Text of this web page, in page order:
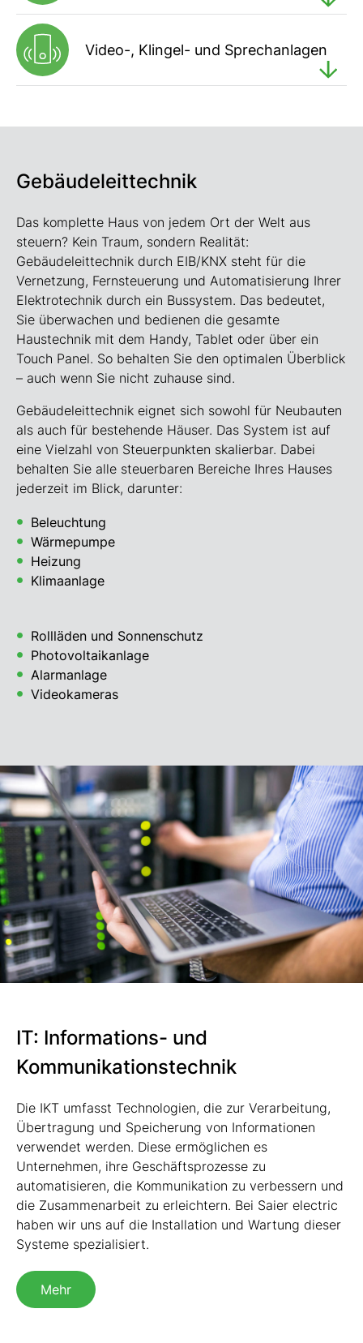
Video-, Klingel- und Sprechanlagen
Gebäudeleittechnik
Das komplette Haus von jedem Ort der Welt aus
steuern? Kein Traum, sondern Realität:
Gebäudeleittechnik durch EIB/KNX steht für die
Vernetzung, Fernsteuerung und Automatisierung Ihrer
Elektrotechnik durch ein Bussystem. Das bedeutet,
Sie überwachen und bedienen die gesamte
Haustechnik mit dem Handy, Tablet oder über ein
Touch Panel. So behalten Sie den optimalen Überblick
– auch wenn Sie nicht zuhause sind.
Gebäudeleittechnik eignet sich sowohl für Neubauten
als auch für bestehende Häuser. Das System ist auf
eine Vielzahl von Steuerpunkten skalierbar. Dabei
behalten Sie alle steuerbaren Bereiche Ihres Hauses
jederzeit im Blick, darunter:
Beleuchtung
Wärmepumpe
Heizung
Klimaanlage
Rollläden und Sonnenschutz
Photovoltaikanlage
Alarmanlage
Videokameras
IT: Informations- und
Kommunikationstechnik
Die IKT umfasst Technologien, die zur Verarbeitung,
Übertragung und Speicherung von Informationen
verwendet werden. Diese ermöglichen es
Unternehmen, ihre Geschäftsprozesse zu
automatisieren, die Kommunikation zu verbessern und
die Zusammenarbeit zu erleichtern. Bei Saier electric
haben wir uns auf die Installation und Wartung dieser
Systeme spezialisiert.
Mehr